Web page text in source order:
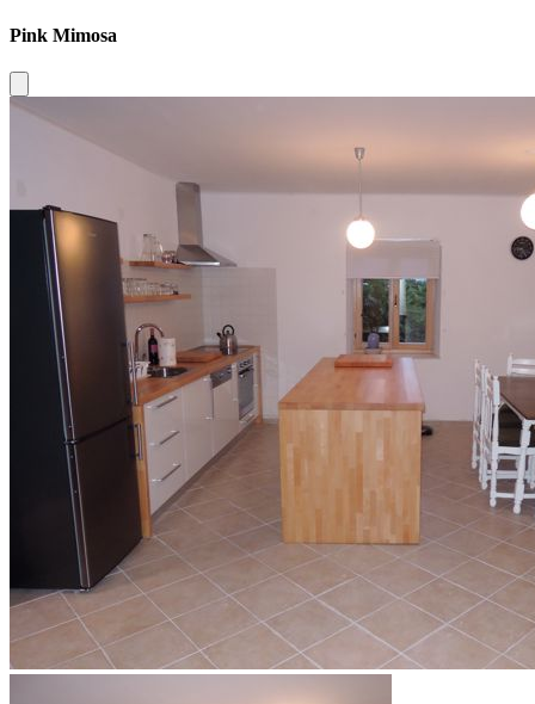
Pink Mimosa
Close modal